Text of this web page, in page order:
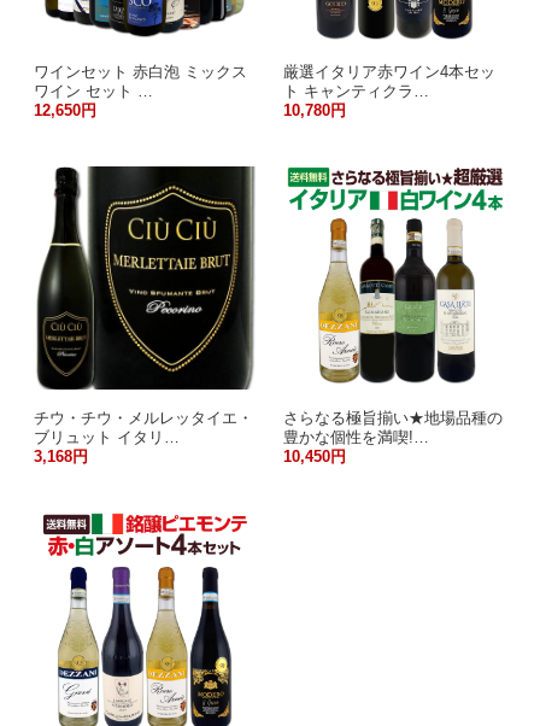
ワインセット 赤白泡 ミックス
ワイン セット …
12,650円
厳選イタリア赤ワイン4本セッ
ト キャンティクラ…
10,780円
チウ・チウ・メルレッタイエ・
ブリュット イタリ…
3,168円
さらなる極旨揃い★地場品種の
豊かな個性を満喫!…
10,450円